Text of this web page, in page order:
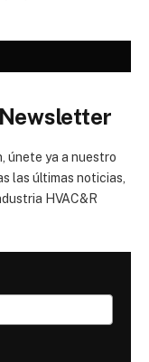
únete ya a nuestro
las últimas noticias,
HVAC&R